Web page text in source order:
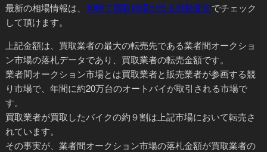
最新の相場情報は、 10秒で買取相場が出る自動査定でチェック
して頂けます。
上記金額は、買取業者の最大の転売先である業者間オークショ
ン市場の落札データであり、 買取業者の転売金額です。
業者間オークション市場とは買取業者と販売業者が参画する競
り市場で、年間に約20万台のオートバイが取引される市場で
す。
買取業者が買取したバイクの約９割は上記市場において転売さ
れています。
その事実が、業者間オークション市場の落札金額が買取業者の